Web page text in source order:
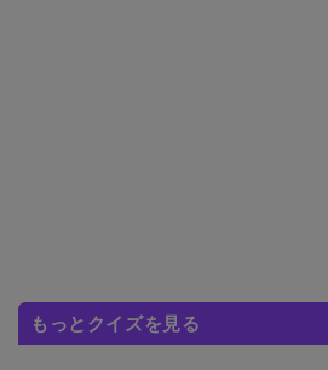
もっとクイズを見る